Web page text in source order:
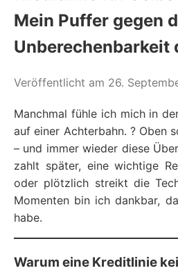
Mein Puffer gegen
Unberechenbarkeit
Veröffentlicht am 26.
Manchmal fühle ich mich in
auf einer Achterbahn. ? Oben
– und immer wieder diese
zahlt später, eine wichtige
oder plötzlich streikt die
Momenten bin ich dankbar,
habe.
Warum eine Kreditlinie